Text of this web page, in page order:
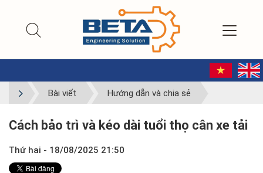
Bài viết Hướng dẫn và chia sẻ
Cách bảo trì và kéo dài tuổi thọ cân xe tải
Thứ hai - 18/08/2025 21:50